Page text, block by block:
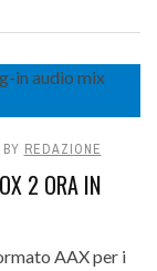
BY REDAZIONE
2 ORA IN
AAX per i